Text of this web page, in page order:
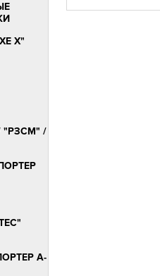
X"
"РЗСМ" /
А-